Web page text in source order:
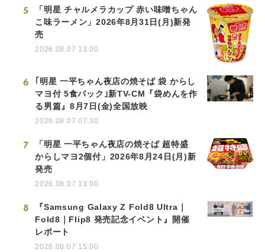
5
「明星 チャルメラカップ 赤い味噌ちゃん
こ味ラーメン」2026年8月31日(月)新発
売
2026.08.07 13:00
6
｢明星 一平ちゃん夜店の焼そば 袋 からし
マヨ付 5食パック｣新TV-CM『袋めんを作
る男篇』8月7日(金)全国放映
2026.08.07 07:30
7
「明星 一平ちゃん夜店の焼そば 超特盛
からしマヨ2個付」2026年8月24日(月)新
発売
2026.08.07 13:00
8
『Samsung Galaxy Z Fold8 Ultra｜
Fold8｜Flip8 発売記念イベント』開催
レポート
2026.08.07 15:00